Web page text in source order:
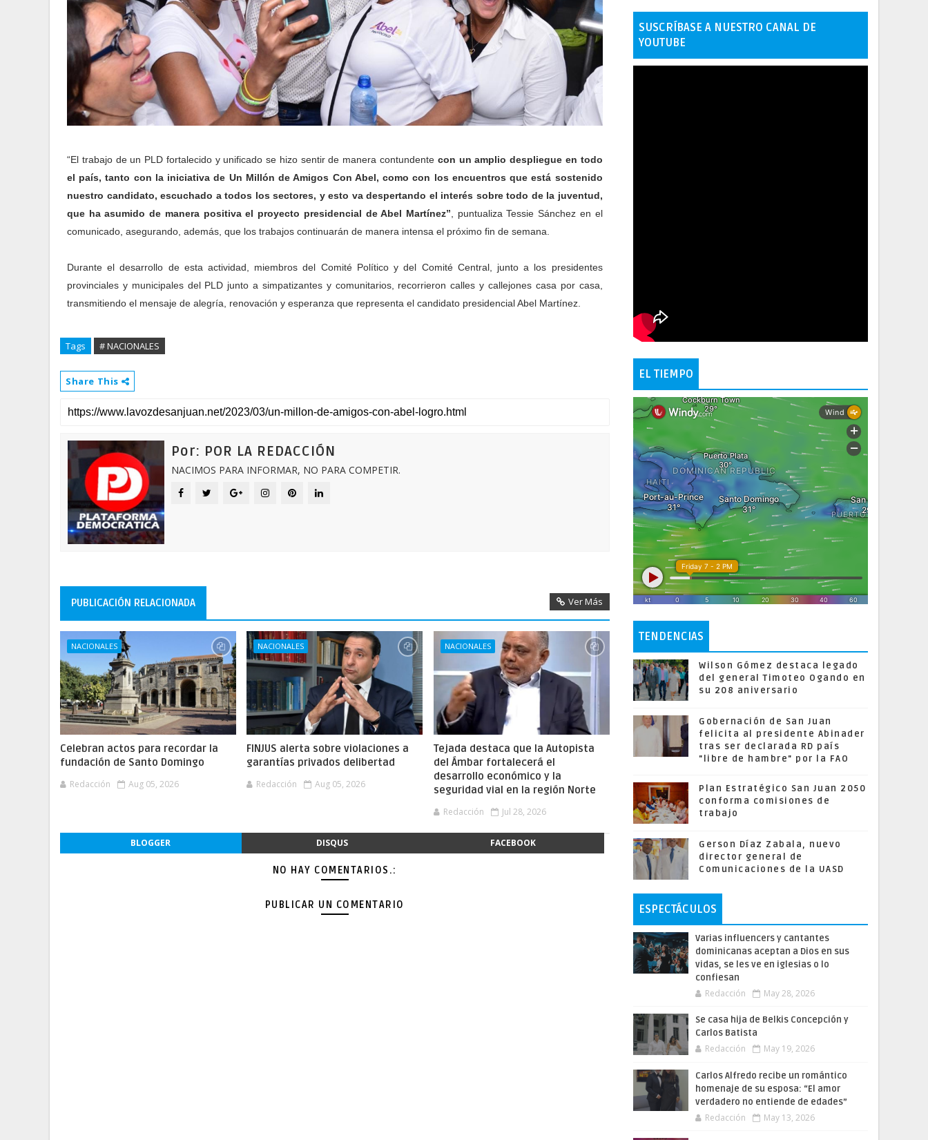
“El trabajo de un PLD fortalecido y unificado se hizo sentir de manera contundente con un amplio despliegue en todo
el país, tanto con la iniciativa de Un Millón de Amigos Con Abel, como con los encuentros que está sostenido
nuestro candidato, escuchado a todos los sectores, y esto va despertando el interés sobre todo de la juventud,
que ha asumido de manera positiva el proyecto presidencial de Abel Martínez” , puntualiza Tessie Sánchez en el
comunicado, asegurando, además, que los trabajos continuarán de manera intensa el próximo fin de semana.
Durante el desarrollo de esta actividad, miembros del Comité Político y del Comité Central, junto a los presidentes
provinciales y municipales del PLD junto a simpatizantes y comunitarios, recorrieron calles y callejones casa por casa,
transmitiendo el mensaje de alegría, renovación y esperanza que representa el candidato presidencial Abel Martínez.
Tags # NACIONALES
Share This
Por: POR LA REDACCIÓN
NACIMOS PARA INFORMAR, NO PARA COMPETIR.
PUBLICACIÓN RELACIONADA Ver Más
NACIONALES
Celebran actos para recordar la
fundación de Santo Domingo
Redacción Aug 05, 2026
NACIONALES
FINJUS alerta sobre violaciones a
garantías privados delibertad
Redacción Aug 05, 2026
NACIONALES
Tejada destaca que la Autopista
del Ámbar fortalecerá el
desarrollo económico y la
seguridad vial en la región Norte
Redacción Jul 28, 2026
BLOGGER DISQUS FACEBOOK
NO HAY COMENTARIOS.:
PUBLICAR UN COMENTARIO
SUSCRÍBASE A NUESTRO CANAL DE
YOUTUBE
EL TIEMPO
TENDENCIAS
Wilson Gómez destaca legado
del general Timoteo Ogando en
su 208 aniversario
Gobernación de San Juan
felicita al presidente Abinader
tras ser declarada RD país
"libre de hambre" por la FAO
Plan Estratégico San Juan 2050
conforma comisiones de
trabajo
Gerson Díaz Zabala, nuevo
director general de
Comunicaciones de la UASD
ESPECTÁCULOS
Varias influencers y cantantes
dominicanas aceptan a Dios en sus
vidas, se les ve en iglesias o lo
confiesan
Redacción May 28, 2026
Se casa hija de Belkis Concepción y
Carlos Batista
Redacción May 19, 2026
Carlos Alfredo recibe un romántico
homenaje de su esposa: “El amor
verdadero no entiende de edades”
Redacción May 13, 2026